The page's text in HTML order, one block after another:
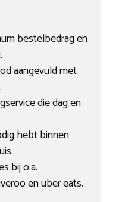
bestelbedrag en
aangevuld met
die dag en
hebt binnen
bij o.a.
en uber eats.